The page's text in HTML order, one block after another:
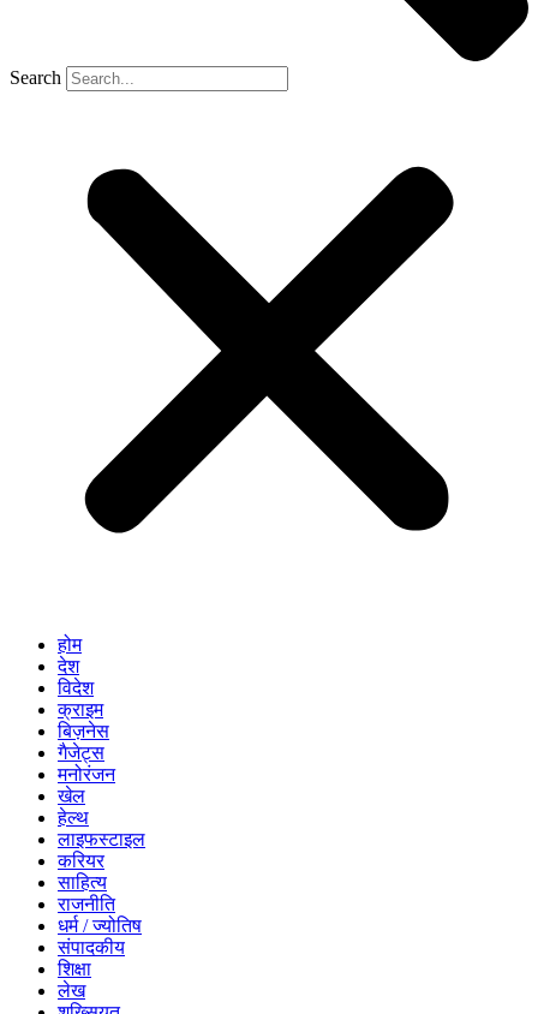
Search
होम
देश
विदेश
क्राइम
बिज़नेस
गैजेट्स
मनोरंजन
खेल
हेल्थ
लाइफस्टाइल
करियर
साहित्य
राजनीति
धर्म / ज्योतिष
संपादकीय
शिक्षा
लेख